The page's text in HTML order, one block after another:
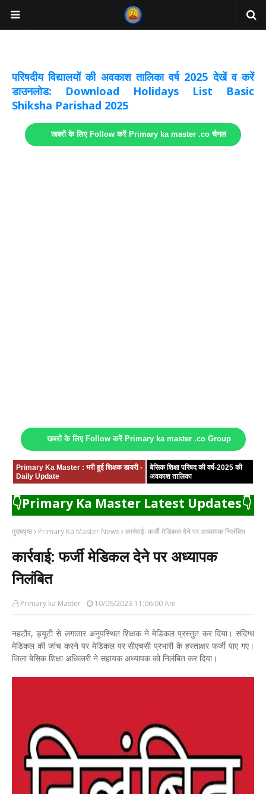
परिषदीय विद्यालयों की अवकाश तालिका वर्ष 2025 देखें व करें
डाउनलोड: Download Holidays List Basic
Shiksha Parishad 2025
खबरों के लिए Follow करें Primary ka master .co चैनल
खबरों के लिए Follow करें Primary ka master .co Group
Primary Ka Master : भरी हुई शिक्षक डायरी -
Daily Update
बेसिक शिक्षा परिषद की वर्ष-2025 की
अवकाश तालिका
👇Primary Ka Master Latest Updates👇
मुख्यपृष्ठ Primary Ka Master News कार्रवाई: फर्जी मेडिकल देने पर अध्यापक निलंबित
कार्रवाई: फर्जी मेडिकल देने पर अध्यापक
निलंबित
Primary ka Master 10/06/2023 11:06:00 Am
नहटौर, ड्यूटी से लगातार अनुपस्थित शिक्षक ने मेडिकल प्रस्तुत कर दिया। संदिग्ध
मेडिकल की जांच करने पर मेडिकल पर सीएचसी प्रभारी के हस्ताक्षर फर्जी पाए गए।
जिला बेसिक शिक्षा अधिकारी ने सहायक अध्यापक को निलंबित कर दिया।